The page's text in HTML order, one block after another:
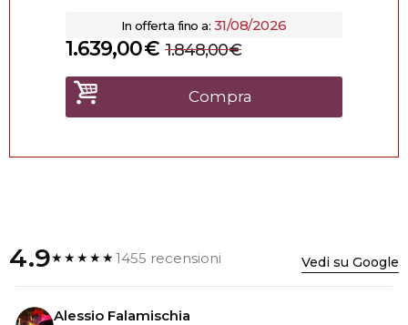
In offerta fino a: 31/08/2026
€
1.639,00 €
1.848,00
Compra
4.9★★★★★1455 recensioni Vedi su Google
Alessio Falamischia